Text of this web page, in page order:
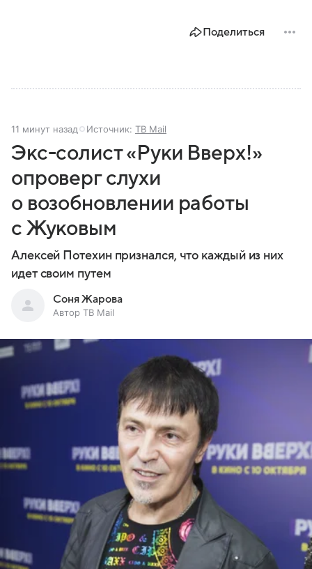
Поделиться
11 минут назад Источник: ТВ Mail
Экс-солист «Руки Вверх!»
опроверг слухи
о возобновлении работы
с Жуковым
Алексей Потехин признался, что каждый из них
идет своим путем
Соня Жарова
Автор ТВ Mail